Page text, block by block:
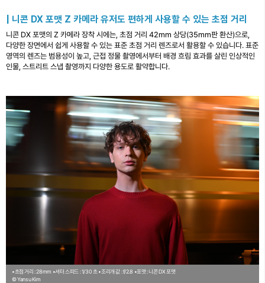
| 니콘 DX 포맷 Z 카메라 유저도 편하게 사용할 수 있는 초점 거리
니콘 DX 포맷의 Z 카메라 장착 시에는, 초점 거리 42mm 상당(35mm판 환산)으로,
다양한 장면에서 쉽게 사용할 수 있는 표준 초점 거리 렌즈로서 활용할 수 있습니다. 표준
영역의 렌즈는 범용성이 높고, 근접 정물 촬영에서부터 배경 흐림 효과를 살린 인상적인
인물, 스트리트 스냅 촬영까지 다양한 용도로 활약합니다.
•초점 거리 : 28mm •셔터 스피드 : 1/30 초 •조리개 값 : f/2.8 •포맷 : 니콘 DX 포맷
© Yansu Kim